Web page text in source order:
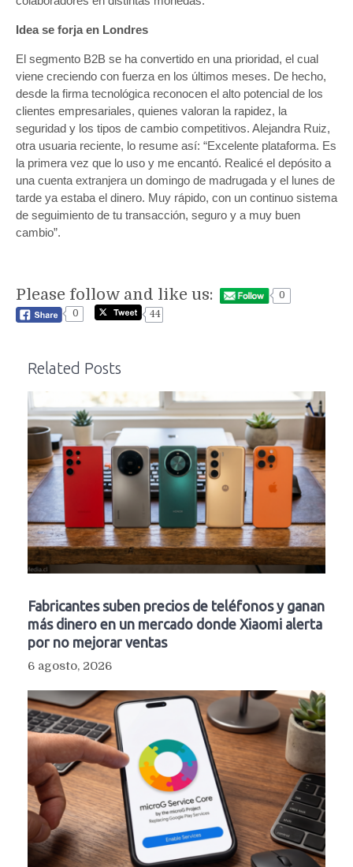
Idea se forja en Londres
El segmento B2B se ha convertido en una prioridad, el cual
viene creciendo con fuerza en los últimos meses. De hecho,
desde la firma tecnológica reconocen el alto potencial de los
clientes empresariales, quienes valoran la rapidez, la
seguridad y los tipos de cambio competitivos. Alejandra Ruiz,
otra usuaria reciente, lo resume así: “Excelente plataforma. Es
la primera vez que lo uso y me encantó. Realicé el depósito a
una cuenta extranjera un domingo de madrugada y el lunes de
tarde ya estaba el dinero. Muy rápido, con un continuo sistema
de seguimiento de tu transacción, seguro y a muy buen
cambio”.
Please follow and like us:
0
0
44
Related Posts
Fabricantes suben precios de teléfonos y ganan
más dinero en un mercado donde Xiaomi alerta
por no mejorar ventas
6 agosto, 2026